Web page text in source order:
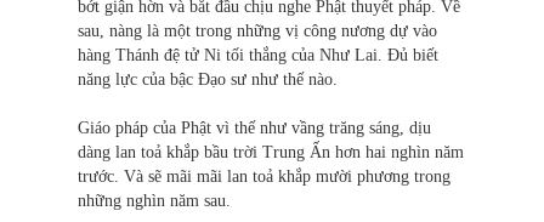
bớt giận hờn và bắt đầu chịu nghe Phật thuyết pháp. Về
sau, nàng là một trong những vị công nương dự vào
hàng Thánh đệ tử Ni tối thắng của Như Lai. Ðủ biết
năng lực của bậc Ðạo sư như thế nào.
Giáo pháp của Phật vì thế như vầng trăng sáng, dịu
dàng lan toả khắp bầu trời Trung Ấn hơn hai nghìn năm
trước. Và sẽ mãi mãi lan toả khắp mười phương trong
những nghìn năm sau.